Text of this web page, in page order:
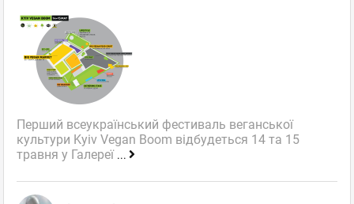
Перший всеукраїнський фестиваль веганської
культури Kyiv Vegan Boom відбудеться 14 та 15
травня у Галереї ...